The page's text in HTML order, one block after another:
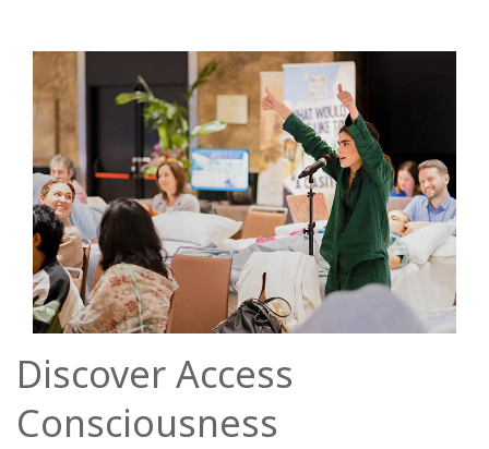
Discover Access
Consciousness